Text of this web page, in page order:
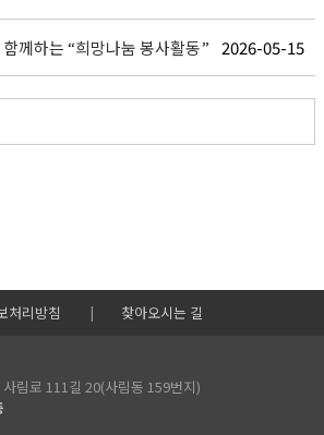
께하는 “희망나눔 봉사활동” 2026-05-15
처리방침 | 찾아오시는 길
림로 111길 20(사림동 159번지)